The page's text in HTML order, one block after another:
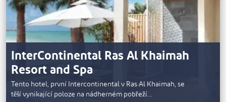
InterContinental Ras Al Khaimah
Resort and Spa
Tento hotel, první Intercontinental v Ras Al Khaimah, se
těší vynikající poloze na nádherném pobřeží…